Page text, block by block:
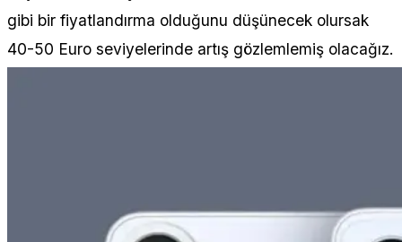
gibi bir fiyatlandırma olduğunu düşünecek olursak
40-50 Euro seviyelerinde artış gözlemlemiş olacağız.